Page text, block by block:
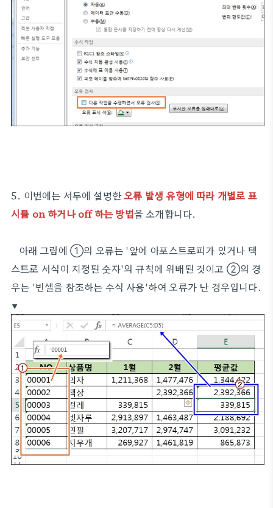
5. 이번에는 서두에 설명한오류 발생 유형에 따라 개별로 표
시를 on 하거나 off 하는 방법을 소개합니다.
아래 그림에 ①의 오류는 '앞에 아포스트로피가 있거나 텍
스트로 서식이 지정된 숫자'의 규칙에 위배된 것이고 ②의 경
우는 '빈셀을 참조하는 수식 사용'하여 오류가 난 경우입니다.
▼